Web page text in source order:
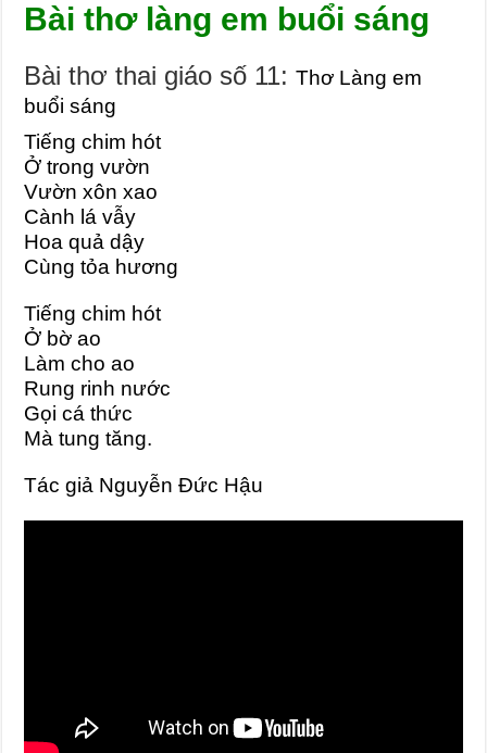
Bài thơ làng em buổi sáng
Bài thơ thai giáo số 11:Thơ Làng em
buổi sáng
Tiếng chim hót
Ở trong vườn
Vườn xôn xao
Cành lá vẫy
Hoa quả dậy
Cùng tỏa hương
Tiếng chim hót
Ở bờ ao
Làm cho ao
Rung rinh nước
Gọi cá thức
Mà tung tăng.
Tác giả Nguyễn Đức Hậu